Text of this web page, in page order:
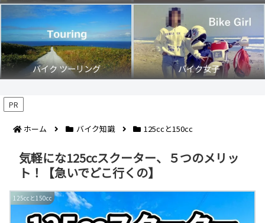
バイク ツーリング バイク女子
PR
ホーム バイク知識 125ccと150cc
気軽にな125ccスクーター、５つのメリッ
ト！【急いでどこ行くの】
125ccと150cc